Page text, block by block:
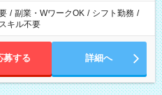
/ 副業・WワークOK / シフト勤務 /
キル不要
募する 詳細へ